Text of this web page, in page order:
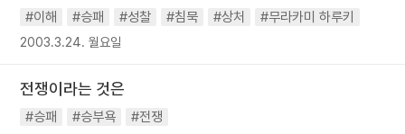
#이해 #승패 #성찰 #침묵 #상처 #무라카미 하루키
2003.3.24. 월요일
전쟁이라는 것은
#승패 #승부욕 #전쟁